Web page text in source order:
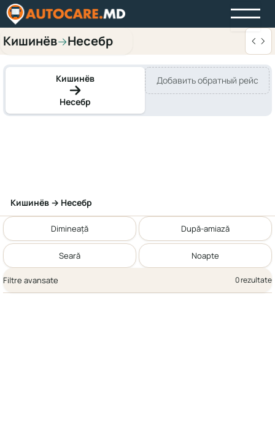
Кишинёв→Несебр
Кишинёв
Несебр
Добавить обратный рейс
Кишинёв → Несебр
Dimineață După-amiază
Seară Noapte
Filtre avansate 0 rezultate